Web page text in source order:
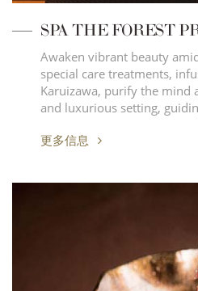
SPA THE FOREST
Awaken vibrant beauty
special care treatments,
Karuizawa, purify the mind
更多信息